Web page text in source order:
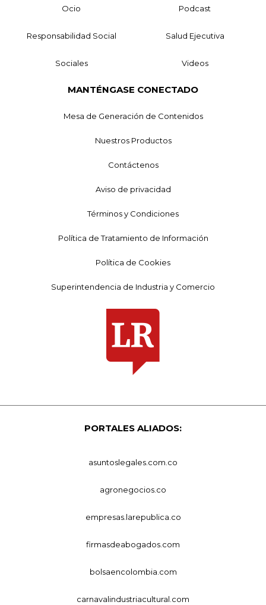
Ocio Podcast
Responsabilidad Social Salud Ejecutiva
Sociales Videos
MANTÉNGASE CONECTADO
Mesa de Generación de Contenidos
Nuestros Productos
Contáctenos
Aviso de privacidad
Términos y Condiciones
Política de Tratamiento de Información
Política de Cookies
Superintendencia de Industria y Comercio
PORTALES ALIADOS:
asuntoslegales.com.co
agronegocios.co
empresas.larepublica.co
firmasdeabogados.com
bolsaencolombia.com
carnavalindustriacultural.com